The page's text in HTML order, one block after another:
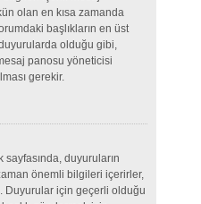
olan en kısa zamanda
başlıkların en üst
olduğu gibi,
panosu yöneticisi
gerekir.
duyuruların
önemli bilgileri içerirler,
Duyurular için geçerli olduğu